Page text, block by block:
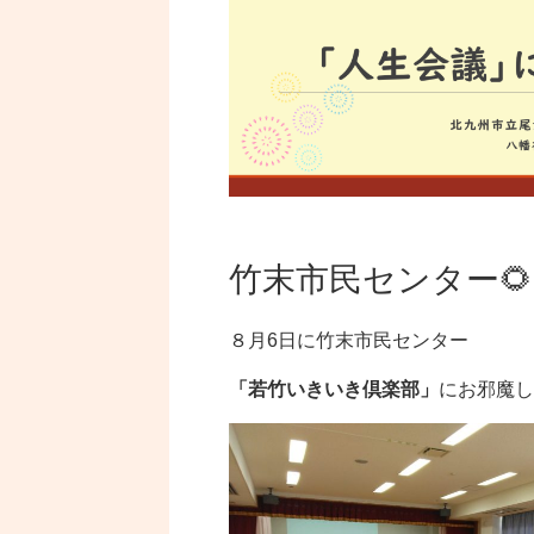
竹末市民センター🌻
８月6日に竹末市民センター
「若竹いきいき倶楽部」 にお邪魔